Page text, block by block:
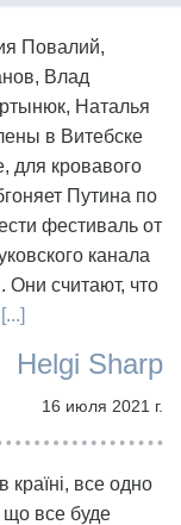
Повалий,
Влад
Наталья
в Витебске
для кровавого
Путина по
фестиваль от
канала
Они считают, что
[...]
Helgi Sharp
16 июля 2021 г.
країні, все одно
що все буде